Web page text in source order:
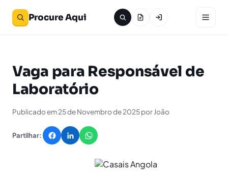
Procure Aqui
Vaga para Responsável de
Laboratório
Publicado em 25 de Novembro de 2025 por João
Partilhar: